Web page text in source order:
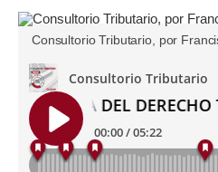
Editorial
Blogs
Tendencias
Lujo
Consultorio Tributario, por